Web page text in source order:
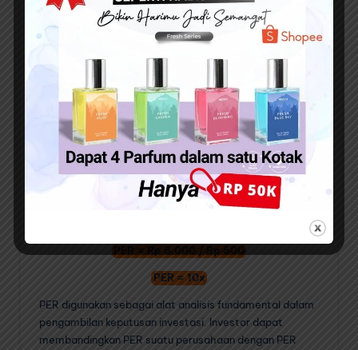
dihasilkan perusahaan.
Rumus untuk menghitung PER adalah:
PER = Harga Saham / Laba Bersih Per Saham
Contoh penghitungan PER:
Jika harga saham perusahaan ABC adalah Rp 5.000 per
saham dan laba bersih per sahamnya sebesar Rp 500,
maka PER perusahaan ABC adalah 10 (Rp 5.000 / Rp
500). Ini berarti investor harus membayar 10 kali lipat
dari laba bersih perusahaan untuk membeli saham ABC
PER = Rp 5.000 / Rp 500
PER = 10x
PER digunakan sebagai alat analisis fundamental dalam
pengambilan keputusan investasi. Investor dapat
membandingkan PER suatu perusahaan dengan PER